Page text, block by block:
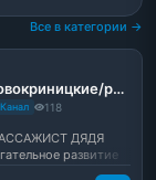
Все в категории →
Новокриницкие/развитие 0-12 мес
Канал 118
ДЯДЯ
развитие
мам массажу и...